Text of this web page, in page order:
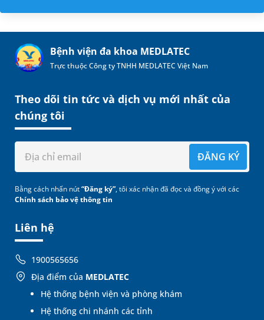
Bệnh viện đa khoa MEDLATEC
Trực thuộc Công ty TNHH MEDLATEC Việt Nam
Liên hệ
1900565656
Địa điểm của MEDLATEC
Hệ thống bệnh viện và phòng khám
Hệ thống chi nhánh các tỉnh
Theo dõi tin tức và dịch vụ mới nhất của
chúng tôi
ĐĂNG KÝ
Bằng cách nhấn nút“Đăng ký”, tôi xác nhận đã đọc và đồng ý với các
Chính sách bảo vệ thông tin